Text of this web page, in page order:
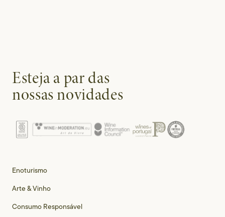
Esteja a par das
nossas novidades
Enoturismo
Arte & Vinho
Consumo Responsável